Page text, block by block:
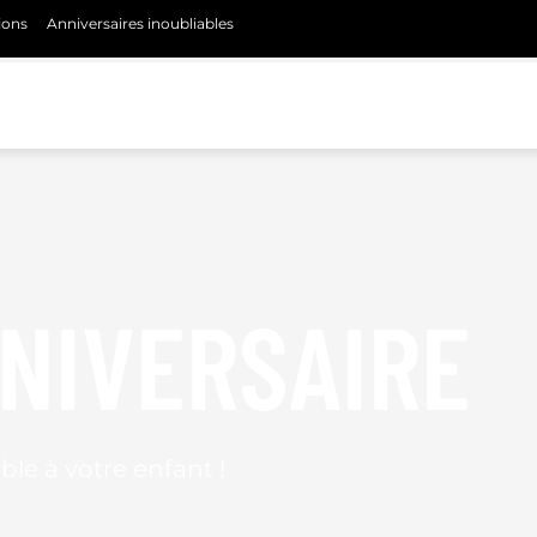
Anniversaires inoubliables